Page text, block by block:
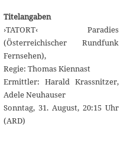
Titelangaben
›TATORT‹ Paradies
(Österreichischer Rundfunk
Fernsehen),
Regie: Thomas Kiennast
Ermittler: Harald Krassnitzer,
Adele Neuhauser
Sonntag, 31. August, 20:15 Uhr
(ARD)